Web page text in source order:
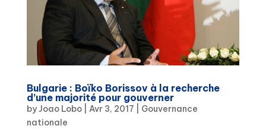
Bulgarie : Boïko Borissov à la recherche
d’une majorité pour gouverner
byJoao Lobo| Avr 3, 2017
Gouvernance
nationale